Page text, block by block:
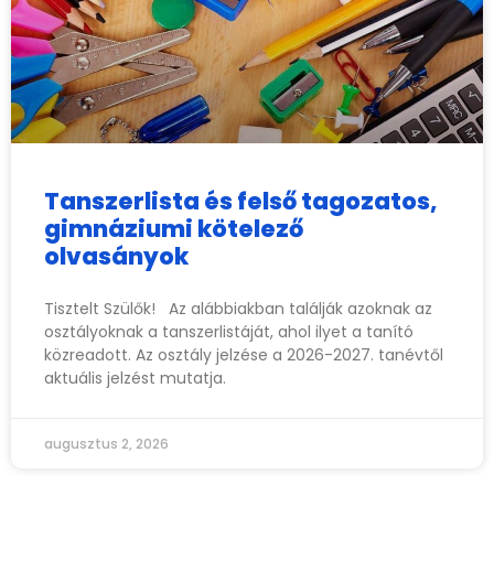
Tanszerlista és felső tagozatos,
gimnáziumi kötelező
olvasányok
Tisztelt Szülők! Az alábbiakban találják azoknak az
osztályoknak a tanszerlistáját, ahol ilyet a tanító
közreadott. Az osztály jelzése a 2026-2027. tanévtől
aktuális jelzést mutatja.
augusztus 2, 2026